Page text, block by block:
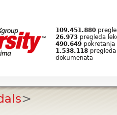
109.451.880
26.973 pregleda
490.649 pokretanja
1.538.118
dokumenata
>